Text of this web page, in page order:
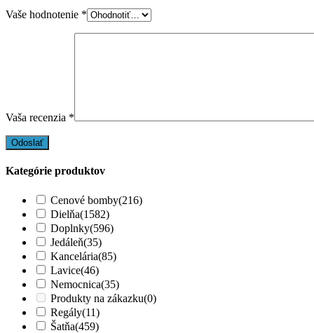
Vaše hodnotenie *
Vaša recenzia *
Kategórie produktov
Cenové bomby(216)
Dielňa(1582)
Doplnky(596)
Jedáleň(35)
Kancelária(85)
Lavice(46)
Nemocnica(35)
Produkty na zákazku(0)
Regály(11)
Šatňa(459)